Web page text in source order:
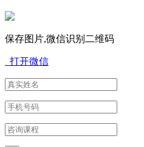
保存图片,微信识别二维码
打开微信